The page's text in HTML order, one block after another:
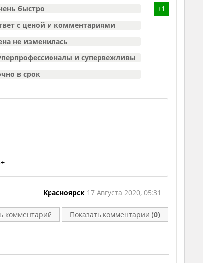
+1
быстро
с ценой и комментариями
не изменилась
и супервежливы
в срок
Красноярск17 Августа 2020, 05:31
комментарий Показать комментарии (0)